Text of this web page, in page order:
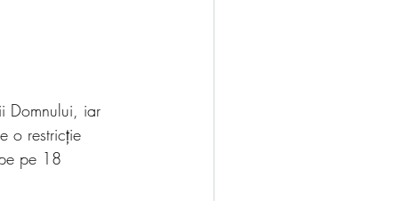
Domnului, iar
o restricție
pe 18